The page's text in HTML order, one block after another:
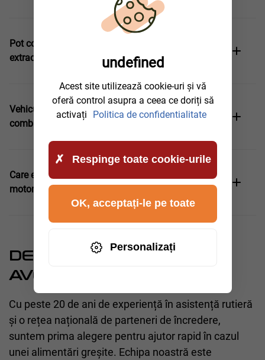
Pot continua să conduc vehiculul imediat după
extracție?
Vehiculul meu va fi deteriorat permanent de
combustibilul greșit?
Care este diferența dintre benzină în motorină și
motorină în benzină?
DE CE PUTEȚI
AVEA ÎNCREDERE ÎN NOI
Cu peste 20 de ani de experiență în asistență rutieră
și o rețea națională de parteneri de încredere,
suntem prima alegere pentru ajutor rapid în cazul
unei alimentări greșite. Echipa noastră este
undefined
Acest site utilizează cookie-uri și vă
oferă control asupra a ceea ce doriți să
activați
Politica de confidentialitate
Respinge toate cookie-urile
Personalizați
OK, acceptați-le pe toate